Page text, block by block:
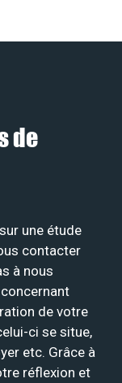
de
une étude
contacter
à nous
de votre
ci se situe,
etc. Grâce à
réflexion et